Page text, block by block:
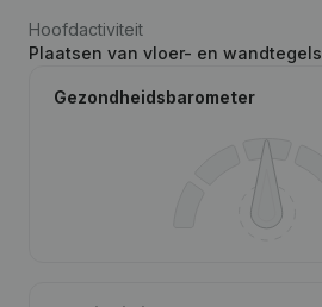
Hoofdactiviteit
Plaatsen van vloer- en wandtegels
Gezondheidsbarometer